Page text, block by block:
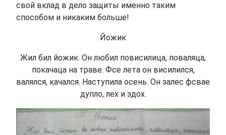
свой вклад в дело защиты именно таким
способом и никаким больше!
Йожик
Жил бил йожик. Он любил повисилица, поваляца,
покачаца на траве. Фсе лета он висилился,
валялся, качался. Наступила осень. Он залес фсвае
дупло, лех и здох.